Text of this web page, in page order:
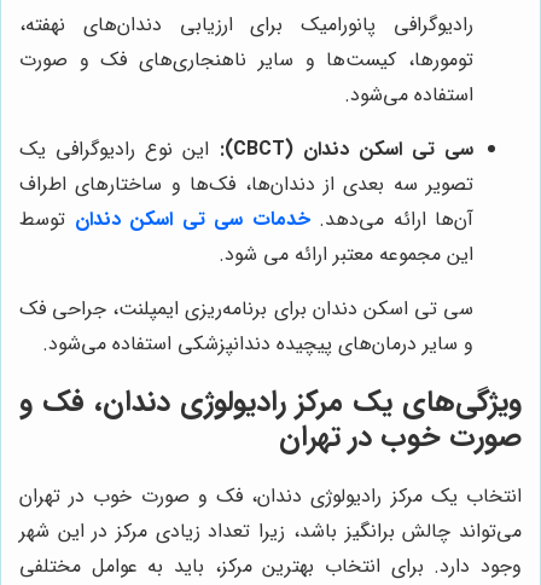
رادیوگرافی پانورامیک برای ارزیابی دندان‌های نهفته،
تومورها، کیست‌ها و سایر ناهنجاری‌های فک و صورت
استفاده می‌شود.
سی تی اسکن دندان (CBCT):
این نوع رادیوگرافی یک
تصویر سه بعدی از دندان‌ها، فک‌ها و ساختارهای اطراف
آن‌ها ارائه می‌دهد.خدمات سی تی اسکن دندان توسط
این مجموعه معتبر ارائه می شود.
سی تی اسکن دندان برای برنامه‌ریزی ایمپلنت، جراحی فک
و سایر درمان‌های پیچیده دندانپزشکی استفاده می‌شود.
ویژگی‌های یک مرکز رادیولوژی دندان، فک و
صورت خوب در تهران
انتخاب یک مرکز رادیولوژی دندان، فک و صورت خوب در تهران
می‌تواند چالش برانگیز باشد، زیرا تعداد زیادی مرکز در این شهر
وجود دارد. برای انتخاب بهترین مرکز، باید به عوامل مختلفی